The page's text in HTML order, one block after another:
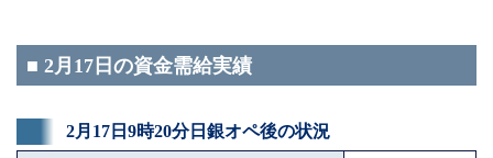
■ 2月17日の資金需給実績
2月17日9時20分日銀オペ後の状況